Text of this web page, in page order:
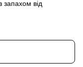
запахом від